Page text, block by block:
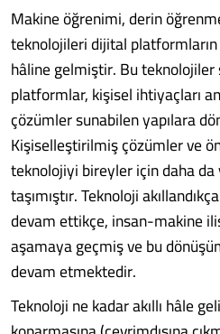
Makine öğrenimi, derin
teknolojileri dijital
hâline gelmiştir. Bu
platformlar, kişisel ihtiyaçları
çözümler sunabilen yapılara
Kişiselleştirilmiş çözümler ve
teknolojiyi bireyler için daha
taşımıştır. Teknoloji
devam ettikçe, insan-makine
aşamaya geçmiş ve bu
devam etmektedir.
Teknoloji ne kadar akıllı hâle